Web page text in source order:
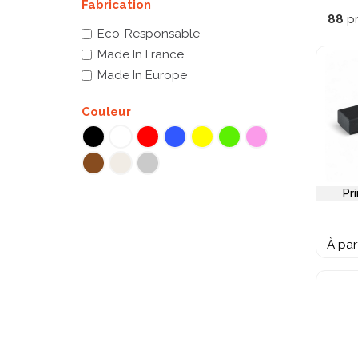
la
Fabrication
Eco-Responsable
Made In France
Made In Europe
Couleur
88
À